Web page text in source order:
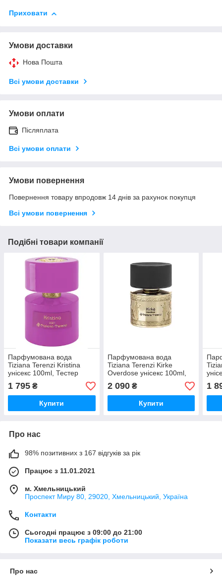
Приховати
Умови доставки
Нова Пошта
Всі умови доставки
Умови оплати
Післяплата
Всі умови оплати
Умови повернення
Повернення товару впродовж 14 днів за рахунок покупця
Всі умови повернення
Подібні товари компанії
Парфумована вода
Tiziana Terenzi Kristina
унісекс 100ml, Тестер
1 795 ₴
Купити
Парфумована вода
Tiziana Terenzi Kirke
Overdose унісекс 100ml,
2 090₴
Купити
1
Про нас
98% позитивних з 167 відгуків за рік
Працює з 11.01.2021
м. Хмельницький
Проспект Миру 80, 29020, Хмельницький, Україна
Контакти
Сьогодні працює з 09:00 до 21:00
Показати весь графік роботи
Про нас